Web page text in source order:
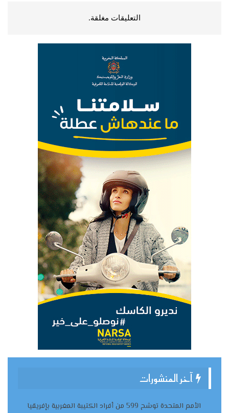
التعليقات مغلقة.
آخر المنشورات
الأمم المتحدة توشح 599 من أفراد الكتيبة المغربية بإفريقيا